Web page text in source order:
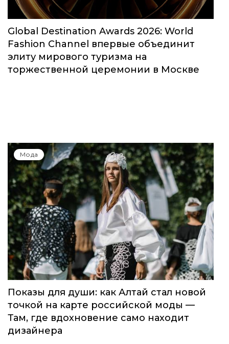
Global Destination Awards 2026: World
Fashion Channel впервые объединит
элиту мирового туризма на
торжественной церемонии в Москве
Мода
Показы для души: как Алтай стал новой
точкой на карте российской моды —
Там, где вдохновение само находит
дизайнера